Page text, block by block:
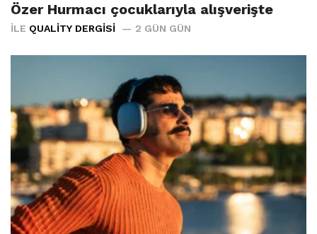
Özer Hurmacı çocuklarıyla alışverişte
İLE QUALITY DERGISI 2 GÜN GÜN